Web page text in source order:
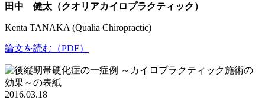
田中 健太（クオリアカイロプラクティック）
Kenta TANAKA (Qualia Chiropractic)
論文を読む（PDF）
2016.03.18